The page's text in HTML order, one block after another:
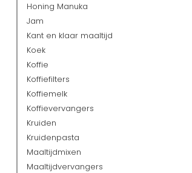
Honing Manuka
Jam
Kant en klaar maaltijd
Koek
Koffie
Koffiefilters
Koffiemelk
Koffievervangers
Kruiden
Kruidenpasta
Maaltijdmixen
Maaltijdvervangers